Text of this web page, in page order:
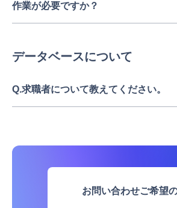
作業が必要ですか？
データベースについて
Q.求職者について教えてください。
お問い合わせご希望